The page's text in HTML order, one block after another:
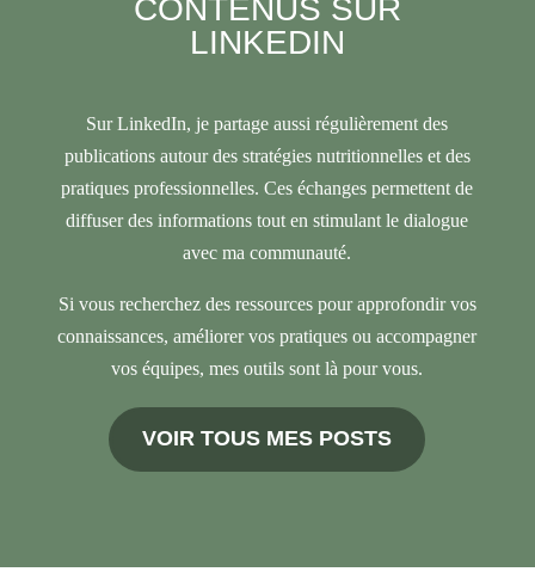
CONTENUS SUR
LINKEDIN
Sur LinkedIn, je partage aussi régulièrement des
publications autour des stratégies nutritionnelles et des
pratiques professionnelles. Ces échanges permettent de
diffuser des informations tout en stimulant le dialogue
avec ma communauté.
Si vous recherchez des ressources pour approfondir vos
connaissances, améliorer vos pratiques ou accompagner
vos équipes, mes outils sont là pour vous.
VOIR TOUS MES POSTS